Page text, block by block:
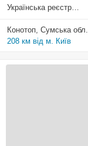
Українська реєстрація
Конотоп, Сумська обл.
208 км від м. Київ